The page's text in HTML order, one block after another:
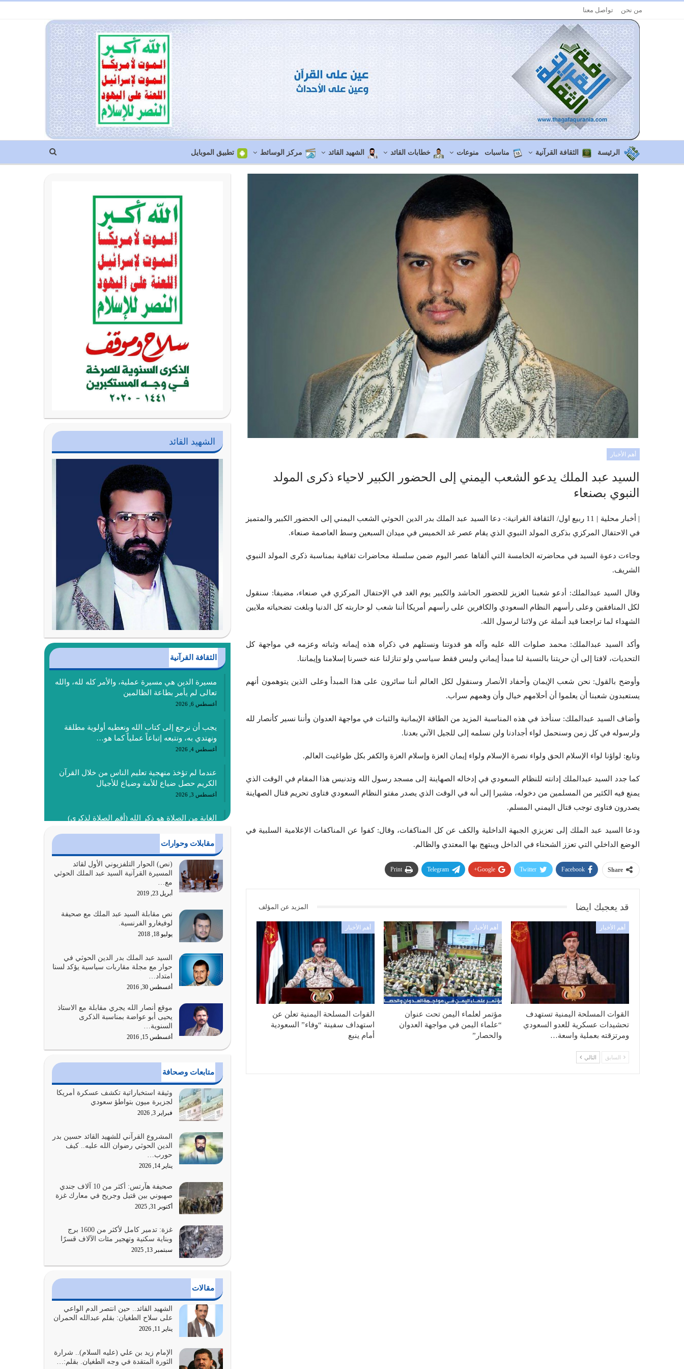
من نحن تواصل معنا
الرئيسة الثقافة القرآنية مناسبات منوعات خطابات القائد الشهيد القائد مركز الوسائط تطبيق الموبايل
أهم الأخبار
السيد عبد الملك يدعو الشعب اليمني إلى الحضور الكبير لاحياء ذكرى المولد
النبوي بصنعاء
| أخبار محلية | 11 ربيع اول/ الثقافة القرانية:- دعا السيد عبد الملك بدر الدين الحوثي الشعب اليمني إلى الحضور الكبير والمتميز
في الاحتفال المركزي بذكرى المولد النبوي الذي يقام عصر غد الخميس في ميدان السبعين وسط العاصمة صنعاء.
وجاءت دعوة السيد في محاضرته الخامسة التي ألقاها عصر اليوم ضمن سلسلة محاضرات ثقافية بمناسبة ذكرى المولد النبوي
الشريف.
وقال السيد عبدالملك: أدعو شعبنا العزيز للحضور الحاشد والكبير يوم الغد في الإحتفال المركزي في صنعاء، مضيفا: سنقول
لكل المنافقين وعلى رأسهم النظام السعودي والكافرين على رأسهم أمريكا أننا شعب لو حاربته كل الدنيا وبلغت تضحياته ملايين
الشهداء لما تراجعنا قيد أنملة عن ولائنا لرسول الله.
وأكد السيد عبدالملك: محمد صلوات الله عليه وآله هو قدوتنا ونستلهم في ذكراه هذه إيمانه وثباته وعزمه في مواجهة كل
التحديات، لافتا إلى أن حريتنا بالنسبة لنا مبدأ إيماني وليس فقط سياسي ولو تنازلنا عنه خسرنا إسلامنا وإيماننا.
وأوضح بالقول: نحن شعب الإيمان وأحفاد الأنصار وسنقول لكل العالم أننا سائرون على هذا المبدأ وعلى الذين يتوهمون أنهم
يستعبدون شعبنا أن يعلموا أن أحلامهم خيال وأن وهمهم سراب.
وأضاف السيد عبدالملك: سنأخذ في هذه المناسبة المزيد من الطاقة الإيمانية والثبات في مواجهة العدوان وأننا نسير كأنصار لله
ولرسوله في كل زمن وسنحمل لواء أجدادنا ولن نسلمه إلى للجيل الآتي بعدنا.
وتابع: لواؤنا لواء الإسلام الحق ولواء نصرة الإسلام ولواء إيمان العزة وإسلام العزة والكفر بكل طواغيت العالم.
كما جدد السيد عبدالملك إدانته للنظام السعودي في إدخاله الصهاينة إلى مسجد رسول الله وتدنيس هذا المقام في الوقت الذي
يمنع فيه الكثير من المسلمين من دخوله، مشيرا إلى أنه في الوقت الذي يصدر مفتو النظام السعودي فتاوى تحريم قتال الصهاينة
يصدرون فتاوى توجب قتال اليمني المسلم.
ودعا السيد عبد الملك إلى تعزيزي الجبهة الداخلية والكف عن كل المناكفات، وقال: كفوا عن المناكفات الإعلامية السلبية في
الوضع الداخلي التي تعزز الشحناء في الداخل ويبتهج بها المعتدي والظالم.
Share
Facebook
Twitter
Google+
Telegram
Print
قد يعجبك ايضا المزيد عن المؤلف
أهم الأخبار
القوات المسلحة اليمنية تستهدف
تحشيدات عسكرية للعدو السعودي
ومرتزقته بعملية واسعة…
أهم الأخبار
مؤتمر لعلماء اليمن تحت عنوان
“علماء اليمن في مواجهة العدوان
والحصار”
أهم الأخبار
القوات المسلحة اليمنية تعلن عن
استهداف سفينة “وفاء” السعودية
أمام ينبع
السابق التالي
الشهيد القائد
الثقافة القرآنية
مسيرة الدين هي مسيرة عملية، والأمر كله لله، والله
تعالى لم يأمر بطاعة الظالمين
أغسطس 6, 2026
يجب أن نرجع إلى كتاب الله ونعطيه أولوية مطلقة
ونهتدي به، ونتبعه إتباعاً عملياً كما هو…
أغسطس 4, 2026
عندما لم تؤخذ منهجية تعليم الناس من خلال القرآن
الكريم حصل ضياع للأمة وضياع للأجيال
أغسطس 3, 2026
الغاية من الصلاة هو ذكر الله (أقم الصلاة لذكري)
أغسطس 2, 2026
السبب الرئيسي لشقاء الأمة الابتعاد عن كتاب الله
والتعدي لحدود الله بالإضافات للدين
أغسطس 1, 2026
أبرز أسباب الشقاء هو الإعراض عن ذكر الله وعن هدى
الله المتمثل في القرآن الكريم
يوليو 31, 2026
أولياء الشيطان كلما كانوا أكثر ولاءً وطاعة للشيطان
كلما كانوا أكثر ضعفاً
يوليو 30, 2026
والرزق والاستبشار والنجاة والخلود في…
يوليو 29, 2026
هل نحن من الصالحين؟ قيِّم نفسك هنا اترك القرآن
على أصله وأعرض نفسك، وأعرض ما لديك على…
يوليو 27, 2026
عندما يكون عدوك هو عدو الله معناه أن تكون نقاط
الضعف فيه كثيرة وسينصرك الله عليه إذا…
يوليو 26, 2026
أراد الله لهذه الأمة ان تكون خير امة أخرجت للناس
بالنهوض بالأمر بالمعروف والنهي عن…
يوليو 25, 2026
الدين الذي شرعه الله لا يجوز أن يخضع لآرائنا وأهوائنا
واجتهاداتنا لأننا سنختلف ونتفرق
يوليو 24, 2026
يجب أن نعود جميعاً الى القرآن وعندنا أخطاء جميعاً
لنعتصم بحبل الله جميعاً وليس كل…
يوليو 22, 2026
المُلك كله لله تعالى يؤتيه من يشاء وينزعه ممن يشاء
مقابلات وحوارات
(نص) الحوار التلفزيوني الأول لقائد
المسيرة القرآنية السيد عبد الملك الحوثي
مع…
أبريل 23, 2019
نص مقابلة السيد عبد الملك مع صحيفة
لوفيغارو الفرنسية.
يوليو 18, 2018
السيد عبد الملك بدر الدين الحوثي في
حوار مع مجلة مقاربات سياسية يؤكد لسنا
امتداد…
أغسطس 30, 2016
موقع أنصار الله يجري مقابلة مع الاستاذ
يحيى أبو عواضة بمناسبة الذكرى
السنوية…
أغسطس 15, 2016
متابعات وصحافة
وثيقة استخباراتية تكشف عسكرة أمريكا
لجزيرة ميون بتواطؤ سعودي
فبراير 3, 2026
المشروع القرآني للشهيد القائد حسين بدر
الدين الحوثي رضوان الله عليه.. كيف
حورب…
يناير 14, 2026
صحيفة هآرتس: أكثر من 10 آلاف جندي
صهيوني بين قتيل وجريح في معارك غزة
أكتوبر 31, 2025
غزة: تدمير كامل لأكثر من 1600 برج
وبناية سكنية وتهجير مئات الآلاف قسرًا
سبتمبر 13, 2025
مقالات
الشهيد القائد.. حين انتصر الدم الواعي
على سلاح الطغيان: بقلم عبدالله الحمران
يناير 11, 2026
الإمام زيد بن علي (عليه السلام).. شرارة
الثورة المتقدة في وجه الطغيان. بقلم:…